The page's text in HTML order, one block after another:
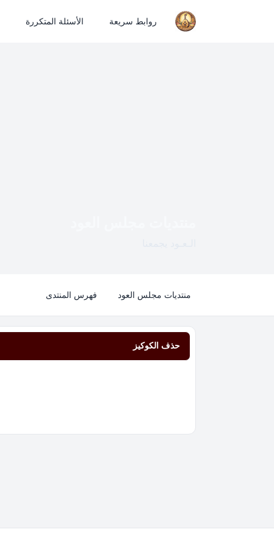
روابط سريعة الأسئلة المتكررة
منتديات مجلس العود فهرس المنتدى
حذف الكوكيز